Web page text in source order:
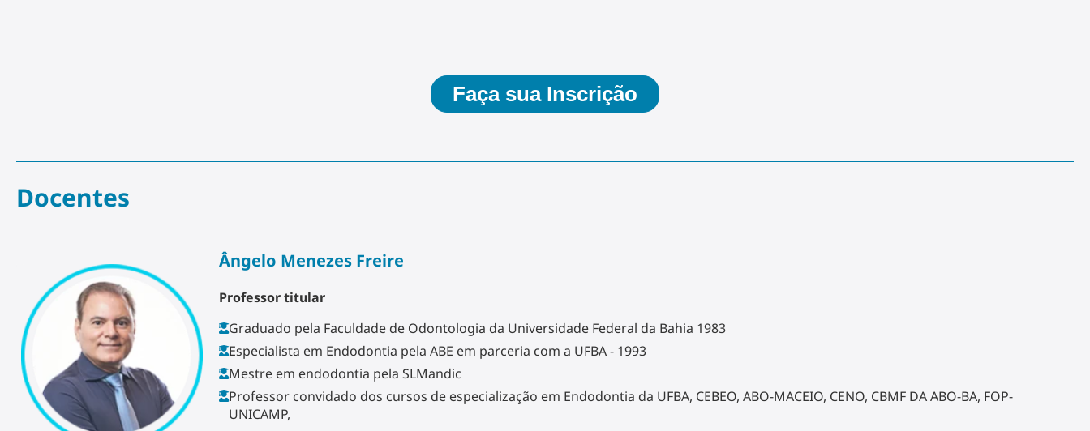
Docentes
Ângelo Menezes Freire
Professor titular
Graduado pela Faculdade de Odontologia da Universidade Federal da Bahia 1983
Especialista em Endodontia pela ABE em parceria com a UFBA - 1993
Mestre em endodontia pela SLMandic
Professor convidado dos cursos de especialização em Endodontia da UFBA, CEBEO, ABO-MACEIO, CENO, CBMF DA ABO-BA, FOP-
UNICAMP,
Faça sua Inscrição